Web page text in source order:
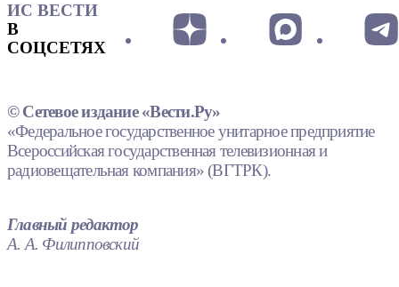
ИС ВЕСТИ
В
СОЦСЕТЯХ
© Сетевое издание «Вести.Ру»
«Федеральное государственное унитарное предприятие
Всероссийская государственная телевизионная и
радиовещательная компания» (ВГТРК).
Главный редактор
А. А. Филипповский